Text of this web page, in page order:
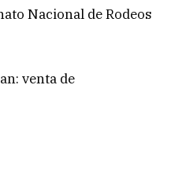
Nacional de Rodeos
venta de